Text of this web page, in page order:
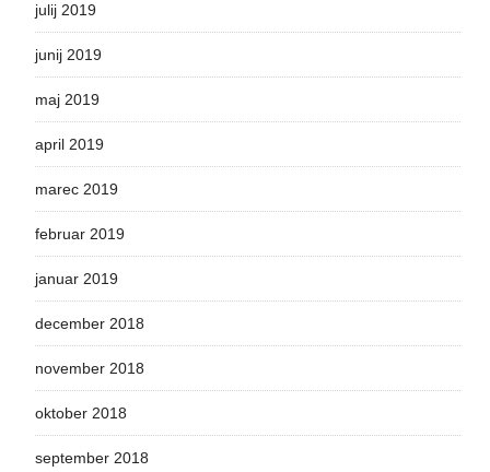
julij 2019
junij 2019
maj 2019
april 2019
marec 2019
februar 2019
januar 2019
december 2018
november 2018
oktober 2018
september 2018